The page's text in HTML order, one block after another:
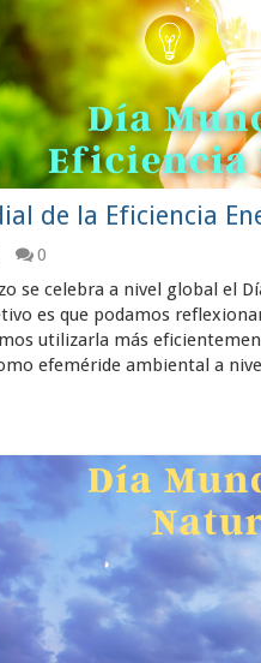
de la Eficiencia
0
se celebra a nivel global el
es que podamos
utilizarla más
efeméride ambiental a